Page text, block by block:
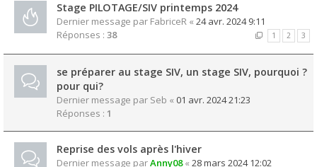
Stage PILOTAGE/SIV printemps 2024
Dernier message par FabriceR « 24 avr. 2024 9:11
Réponses : 38 1 2 3
se préparer au stage SIV, un stage SIV, pourquoi ?
pour qui?
Dernier message par Seb « 01 avr. 2024 21:23
Réponses : 1
Reprise des vols après l'hiver
Dernier message parAnny08« 28 mars 2024 12:02